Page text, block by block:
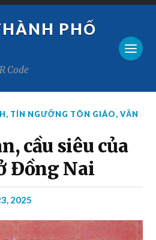
PHỐ
Code
, TÍN NGƯỠNG TÔN GIÁO,VĂN
cầu siêu của
Đồng Nai
2025